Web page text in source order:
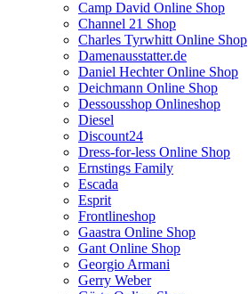
Camp David Online Shop
Channel 21 Shop
Charles Tyrwhitt Online Shop
Damenausstatter.de
Daniel Hechter Online Shop
Deichmann Online Shop
Dessousshop Onlineshop
Diesel
Discount24
Dress-for-less Online Shop
Ernstings Family
Escada
Esprit
Frontlineshop
Gaastra Online Shop
Gant Online Shop
Georgio Armani
Gerry Weber